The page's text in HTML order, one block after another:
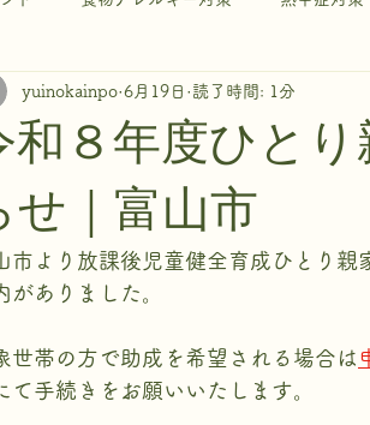
和８年度ひと
せ｜富山市
yuinokainpo 6月19日 読了時間: 1分
市より放課後児童健全育成ひとり
がありました。
世帯の方で助成を希望される場合は
て手続きをお願いいたします。